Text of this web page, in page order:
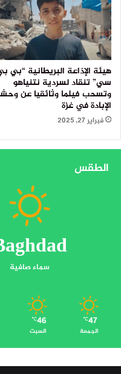
هيئة الإذاعة البريطانية “بي
سي” تنقاد لسردية نتنياهو
وتسحب فيلما وثائقيا عن
الإبادة في غزة
فبراير 27, 2025
الطقس
سماء صافية
47
℃
الجمعة
46
℃
السبت